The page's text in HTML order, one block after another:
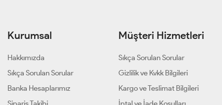
Kurumsal
Hakkımızda
Sıkça Sorulan Sorular
Banka Hesaplarımız
Müşteri Hizmetleri
Sıkça Sorulan Sorular
Gizlilik ve Kvkk Bilgileri
Kargo ve Teslimat Bilgileri